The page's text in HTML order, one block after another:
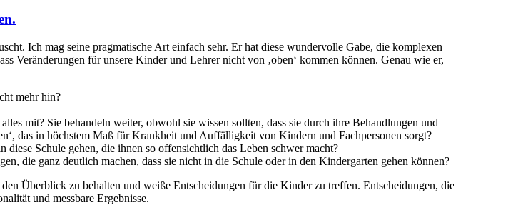
Ich mag seine pragmatische Art einfach sehr. Er hat diese wundervolle Gabe, die komplexen
Veränderungen für unsere Kinder und Lehrer nicht von ‚oben‘ kommen können. Genau wie er,
mehr hin?
mit? Sie behandeln weiter, obwohl sie wissen sollten, dass sie durch ihre Behandlungen und
das in höchstem Maß für Krankheit und Auffälligkeit von Kindern und Fachpersonen sorgt?
Schule gehen, die ihnen so offensichtlich das Leben schwer macht?
die ganz deutlich machen, dass sie nicht in die Schule oder in den Kindergarten gehen können?
Überblick zu behalten und weiße Entscheidungen für die Kinder zu treffen. Entscheidungen, die
und messbare Ergebnisse.